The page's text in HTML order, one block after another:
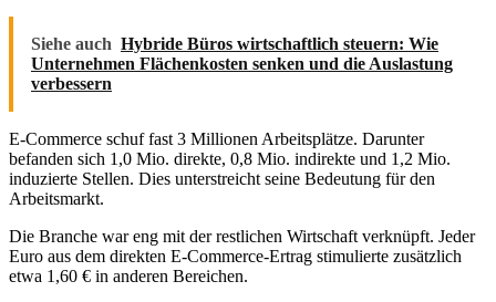
Siehe auch Hybride Büros wirtschaftlich steuern: Wie
Unternehmen Flächenkosten senken und die Auslastung
verbessern
E-Commerce schuf fast 3 Millionen Arbeitsplätze. Darunter
befanden sich 1,0 Mio. direkte, 0,8 Mio. indirekte und 1,2 Mio.
induzierte Stellen. Dies unterstreicht seine Bedeutung für den
Arbeitsmarkt.
Die Branche war eng mit der restlichen Wirtschaft verknüpft. Jeder
Euro aus dem direkten E-Commerce-Ertrag stimulierte zusätzlich
etwa 1,60 € in anderen Bereichen.